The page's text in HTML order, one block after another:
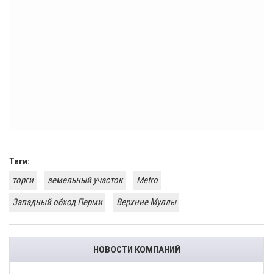
Теги:
торги
земельный участок
Metro
Западный обход Перми
Верхние Муллы
НОВОСТИ КОМПАНИЙ